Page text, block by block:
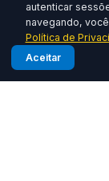
autenticar
navegando,
Política de
Aceitar